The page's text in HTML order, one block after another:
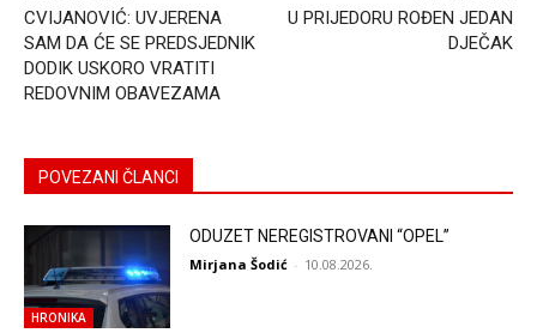
CVIJANOVIĆ: UVJERENA
SAM DA ĆE SE PREDSJEDNIK
DODIK USKORO VRATITI
REDOVNIM OBAVEZAMA
U PRIJEDORU ROĐEN JEDAN
DJEČAK
POVEZANI ČLANCI
HRONIKA
ODUZET NEREGISTROVANI “OPEL”
Mirjana Šodić - 10.08.2026.